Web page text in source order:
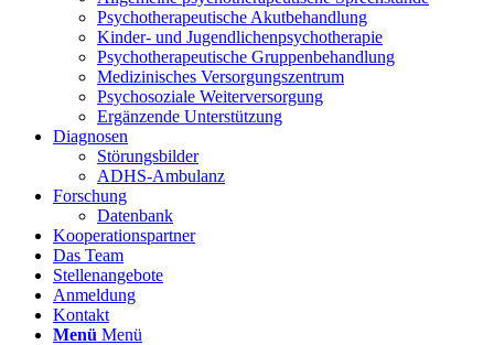
Psychotherapeutische Akutbehandlung
Kinder- und Jugendlichenpsychotherapie
Psychotherapeutische Gruppenbehandlung
Medizinisches Versorgungszentrum
Psychosoziale Weiterversorgung
Ergänzende Unterstützung
Diagnosen
Störungsbilder
ADHS-Ambulanz
Forschung
Datenbank
Kooperationspartner
Das Team
Stellenangebote
Anmeldung
Kontakt
Menü Menü